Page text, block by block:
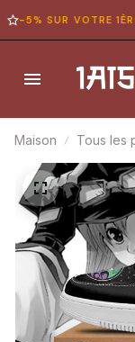
-5% SUR VOTRE
Maison Tous les